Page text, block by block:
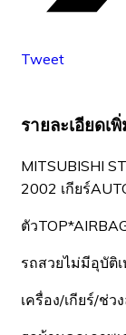
Tweet
รายละเอียดเ
MITSUBISHI
2002 เกียร์
ตัว
รถสวยไม่มีอุบัติ
เครื่อง/เกียร์/ช่